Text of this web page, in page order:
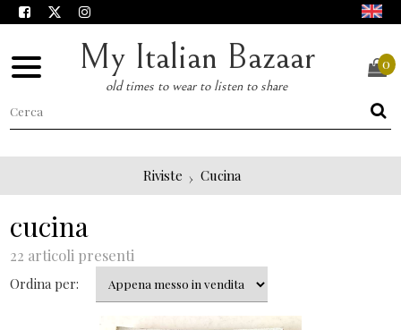
My Italian Bazaar
old times to wear to listen to share
0
Riviste Cucina
cucina
22 articoli presenti
Ordina per: